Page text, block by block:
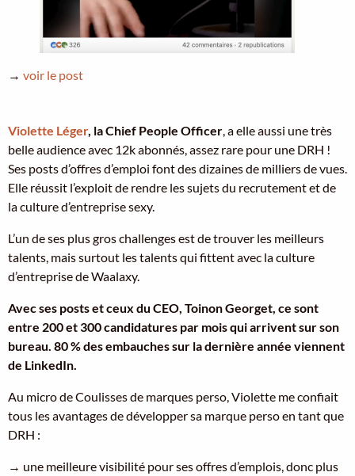
→ voir le post
Violette Léger, la Chief People Officer , a elle aussi une très
belle audience avec 12k abonnés, assez rare pour une DRH !
Ses posts d’offres d’emploi font des dizaines de milliers de vues.
Elle réussit l’exploit de rendre les sujets du recrutement et de
la culture d’entreprise sexy.
L’un de ses plus gros challenges est de trouver les meilleurs
talents, mais surtout les talents qui fittent avec la culture
d’entreprise de Waalaxy.
Avec ses posts et ceux du CEO, Toinon Georget, ce sont
entre 200 et 300 candidatures par mois qui arrivent sur son
bureau. 80 % des embauches sur la dernière année viennent
de LinkedIn.
Au micro de Coulisses de marques perso, Violette me confiait
tous les avantages de développer sa marque perso en tant que
DRH :
→ une meilleure visibilité pour ses offres d’emplois, donc plus